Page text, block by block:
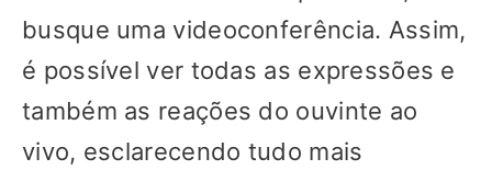
busque uma videoconferência. Assim,
é possível ver todas as expressões e
também as reações do ouvinte ao
vivo, esclarecendo tudo mais